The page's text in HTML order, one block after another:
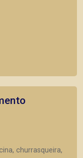
churrasqueira,